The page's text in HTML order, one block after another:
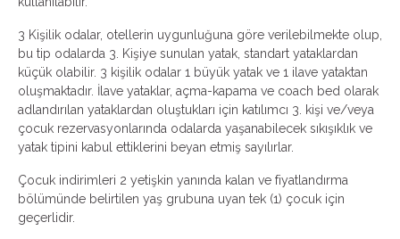
3 Kişilik odalar, otellerin uygunluğuna göre verilebilmekte olup,
bu tip odalarda 3. Kişiye sunulan yatak, standart yataklardan
küçük olabilir. 3 kişilik odalar 1 büyük yatak ve 1 ilave yataktan
oluşmaktadır. İlave yataklar, açma-kapama ve coach bed olarak
adlandırılan yataklardan oluştukları için katılımcı 3. kişi ve/veya
çocuk rezervasyonlarında odalarda yaşanabilecek sıkışıklık ve
yatak tipini kabul ettiklerini beyan etmiş sayılırlar.
Çocuk indirimleri 2 yetişkin yanında kalan ve fiyatlandırma
bölümünde belirtilen yaş grubuna uyan tek (1) çocuk için
geçerlidir.